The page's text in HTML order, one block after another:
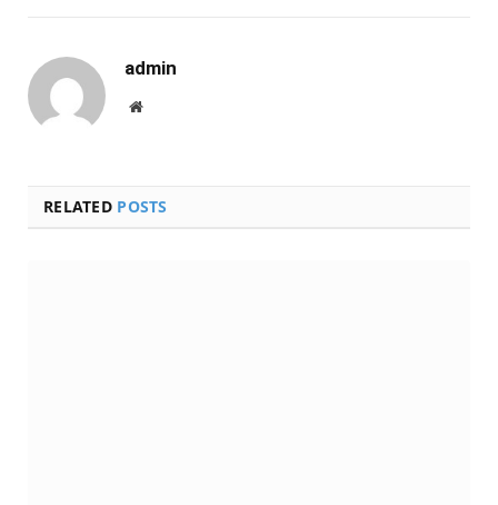
admin
Website
RELATED POSTS